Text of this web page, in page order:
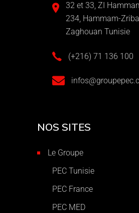
32 et 33, ZI
234, Hammam-
Zaghouan Tunisie
(+216) 71 136 100
NOS SITES
Le Groupe
PEC Tunisie
PEC France
PEC MED